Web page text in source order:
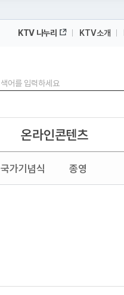
KTV 나누리 KTV소개
검색
국가기념식 종영
온라인콘텐츠